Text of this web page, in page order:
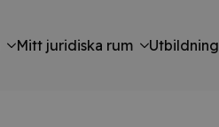
Mitt juridiska rum Utbildning